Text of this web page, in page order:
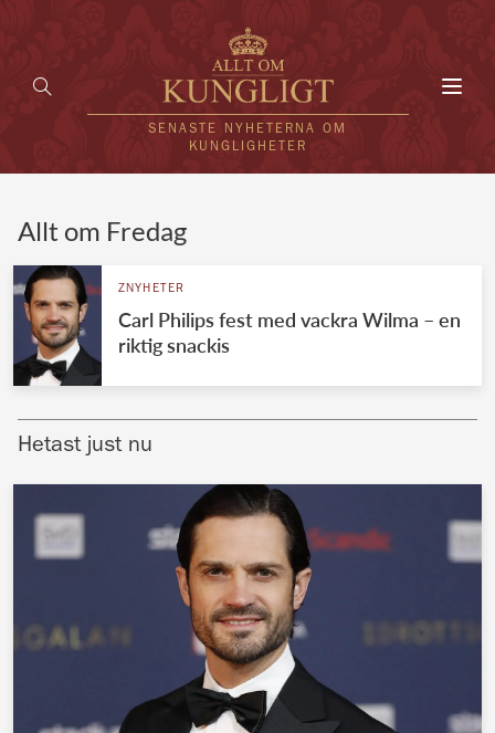
SENASTE NYHETERNA OM
KUNGLIGHETER
UTLÄNDSKT
VÄRLDENS KUNGAHUS
Brittiska kungahuset
Norska kungahuset
Danska kungahuset
Spanska kungahuset
Nederländska kungahuset
Belgiska kungahuset
Jordanska kungahuset
Allt om Fredag
ZNYHETER
Carl Philips fest med vackra Wilma – en
riktig snackis
Hetast just nu